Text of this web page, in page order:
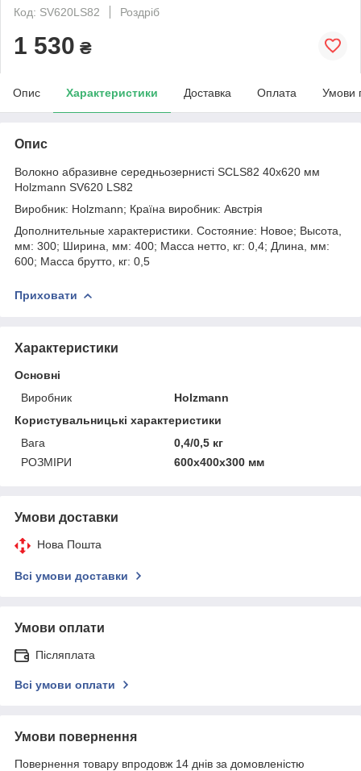
Код: SV620LS82
Роздріб
1 530 ₴
Опис Характеристики Доставка Оплата Умови
Опис
Волокно абразивне середньозернисті SCLS82 40x620 мм
Holzmann SV620 LS82
Виробник: Holzmann; Країна виробник: Австрія
Дополнительные характеристики. Состояние: Новое; Высота,
мм: 300; Ширина, мм: 400; Масса нетто, кг: 0,4; Длина, мм:
600; Масса брутто, кг: 0,5
Приховати
Характеристики
Основні
Виробник
Holzmann
Користувальницькі характеристики
Вага
0,4/0,5 кг
РОЗМІРИ
600x400x300 мм
Умови доставки
Нова Пошта
Всі умови доставки
Умови оплати
Післяплата
Всі умови оплати
Умови повернення
Повернення товару впродовж 14 днів за домовленістю